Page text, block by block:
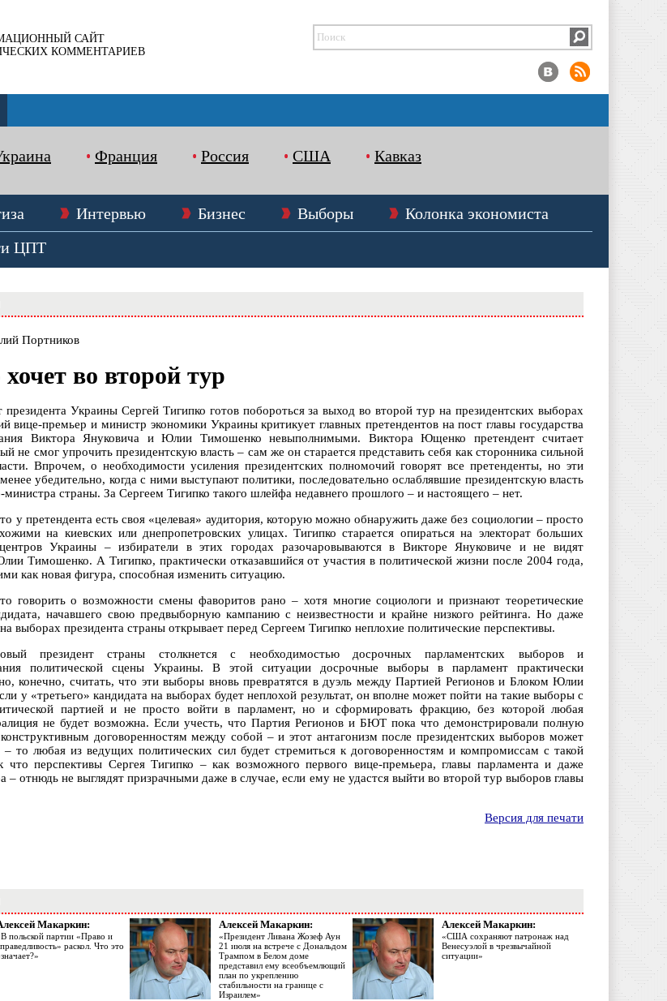
САЙТ
КОММЕНТАРИЕВ
Франция Россия США Кавказ
Интервью Бизнес Выборы
Колонка экономиста
ЦПТ
Портников
во второй тур
президента Украины Сергей Тигипко готов побороться за выход во второй тур на президентских выборах
вице-премьер и министр экономики Украины критикует главных претендентов на пост главы государства
Виктора Януковича и Юлии Тимошенко невыполнимыми. Виктора Ющенко претендент считает
не смог упрочить президентскую власть – сам же он старается представить себя как сторонника сильной
Впрочем, о необходимости усиления президентских полномочий говорят все претенденты, но эти
менее убедительно, когда с ними выступают политики, последовательно ослаблявшие президентскую власть
министра страны. За Сергеем Тигипко такого шлейфа недавнего прошлого – и настоящего – нет.
у претендента есть своя «целевая» аудитория, которую можно обнаружить даже без социологии – просто
на киевских или днепропетровских улицах. Тигипко старается опираться на электорат больших
Украины – избиратели в этих городах разочаровываются в Викторе Януковиче и не видят
Тимошенко. А Тигипко, практически отказавшийся от участия в политической жизни после 2004 года,
как новая фигура, способная изменить ситуацию.
говорить о возможности смены фаворитов рано – хотя многие социологи и признают теоретические
начавшего свою предвыборную кампанию с неизвестности и крайне низкого рейтинга. Но даже
на выборах президента страны открывает перед Сергеем Тигипко неплохие политические перспективы.
президент страны столкнется с необходимостью досрочных парламентских выборов и
политической сцены Украины. В этой ситуации досрочные выборы в парламент практически
конечно, считать, что эти выборы вновь превратятся в дуэль между Партией Регионов и Блоком Юлии
у «третьего» кандидата на выборах будет неплохой результат, он вполне может пойти на такие выборы с
партией и не просто войти в парламент, но и сформировать фракцию, без которой любая
не будет возможна. Если учесть, что Партия Регионов и БЮТ пока что демонстрировали полную
договоренностям между собой – и этот антагонизм после президентских выборов может
– то любая из ведущих политических сил будет стремиться к договоренностям и компромиссам с такой
что перспективы Сергея Тигипко – как возможного первого вице-премьера, главы парламента и даже
– отнюдь не выглядят призрачными даже в случае, если ему не удастся выйти во второй тур выборов главы
Версия для печати
Макаркин:
польской партии «Право и
раскол. Что это
Алексей Макаркин:
«Президент Ливана Жозеф Аун
21 июля на встрече с Дональдом
Трампом в Белом доме
представил ему всеобъемлющий
план по укреплению
стабильности на границе с
Израилем»
Алексей Макаркин:
«США сохраняют патронаж над
Венесуэлой в чрезвычайной
ситуации»